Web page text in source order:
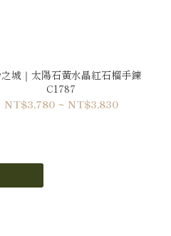
城｜太陽石黃水晶紅石榴手鍊
C1787
NT$3,780 ~ NT$3,830